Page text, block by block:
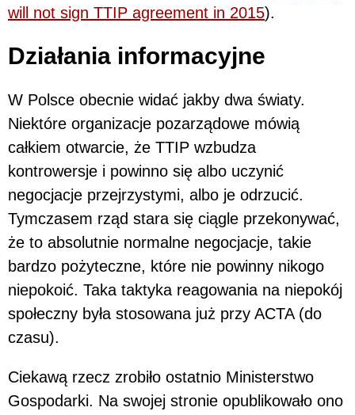
will not sign TTIP agreement in 2015).
Działania informacyjne
W Polsce obecnie widać jakby dwa światy.
Niektóre organizacje pozarządowe mówią
całkiem otwarcie, że TTIP wzbudza
kontrowersje i powinno się albo uczynić
negocjacje przejrzystymi, albo je odrzucić.
Tymczasem rząd stara się ciągle przekonywać,
że to absolutnie normalne negocjacje, takie
bardzo pożyteczne, które nie powinny nikogo
niepokoić. Taka taktyka reagowania na niepokój
społeczny była stosowana już przy ACTA (do
czasu).
Ciekawą rzecz zrobiło ostatnio Ministerstwo
Gospodarki. Na swojej stronie opublikowało ono